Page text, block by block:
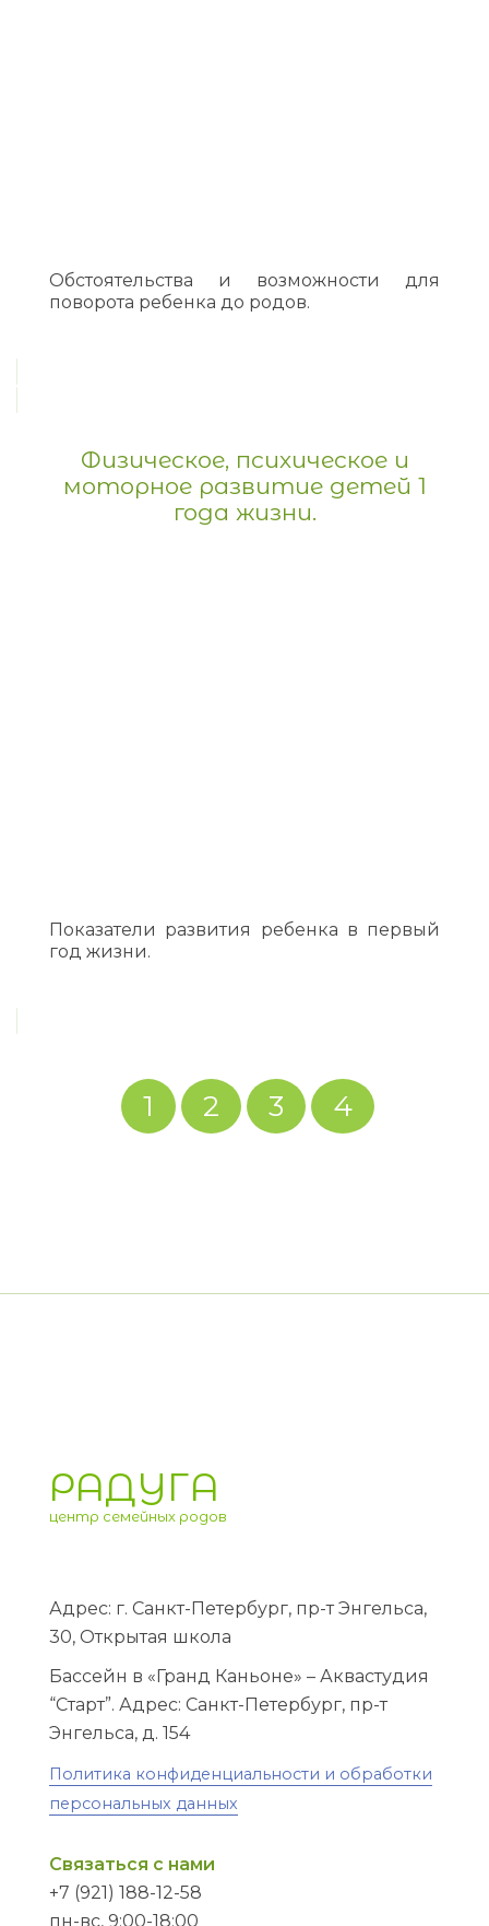
Обстоятельства и возможности для
поворота ребенка до родов.
Физическое, психическое и
моторное развитие детей 1
года жизни.
Показатели развития ребенка в первый
год жизни.
1 2 3 4
РАДУГА
центр семейных родов
Адрес: г. Санкт-Петербург, пр-т Энгельса,
30, Открытая школа
Бассейн в «Гранд Каньоне» – Аквастудия
“Старт”. Адрес: Санкт-Петербург, пр-т
Энгельса, д. 154
Политика конфиденциальности и обработки
персональных данных
Связаться с нами
+7 (921) 188-12-58
пн-вс, 9:00-18:00